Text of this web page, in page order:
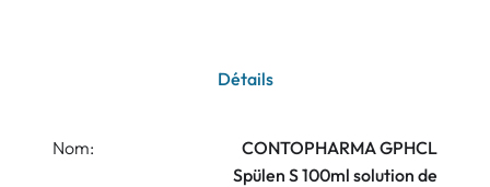
Détails
Nom:
CONTOPHARMA GPHCL
Spülen S 100ml solution de